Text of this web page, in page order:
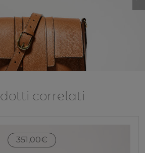
correlati
351,00€